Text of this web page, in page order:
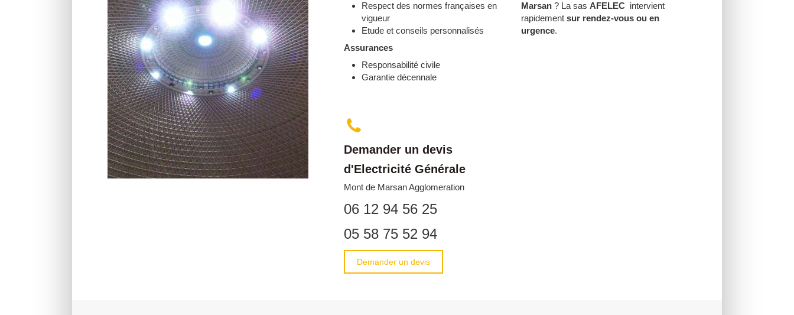
Respect des normes françaises en
vigueur
Etude et conseils personnalisés
Assurances
Responsabilité civile
Garantie décennale
Marsan ? La sas AFELEC intervient
rapidement sur rendez-vous ou en
urgence.
Demander un devis
d'Electricité Générale
Mont de Marsan Agglomeration
06 12 94 56 25
05 58 75 52 94
Demander un devis